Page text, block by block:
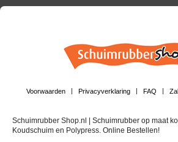
Voorwaarden Privacyverklaring FAQ
Schuimrubber Shop.nl | Schuimrubber op maat
Koudschuim en Polypress. Online Bestellen!